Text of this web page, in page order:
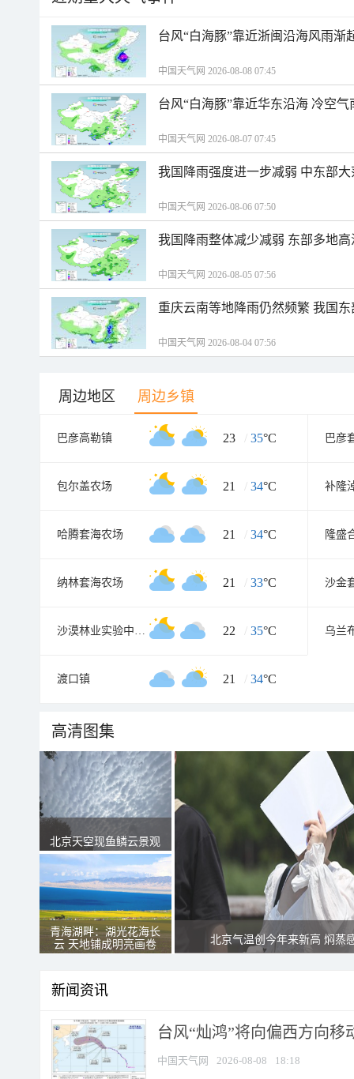
台风“白海豚”靠近浙闽沿海风雨渐
中国天气网 2026-08-08 07:45
台风“白海豚”靠近华东沿海 冷空
中国天气网 2026-08-07 07:45
我国降雨强度进一步减弱 中东部
中国天气网 2026-08-06 07:50
我国降雨整体减少减弱 东部多地
中国天气网 2026-08-05 07:56
重庆云南等地降雨仍然频繁 我国
中国天气网 2026-08-04 07:56
周边地区 周边乡镇
巴彦高勒镇 23 / 35°C 巴彦
包尔盖农场 21 / 34°C 补隆
哈腾套海农场 21 / 34°C 隆盛
纳林套海农场 21 / 33°C 沙金
沙漠林业实验中心农场 22 / 35°C 乌兰
渡口镇 21 / 34°C
高清图集
北京天空现鱼鳞云景观
青海湖畔：湖光花海长
云 天地铺成明亮画卷
北京气温创今年来新高 焖蒸
新闻资讯
台风“灿鸿”将向偏西方向移
中国天气网 2026-08-08 18:18